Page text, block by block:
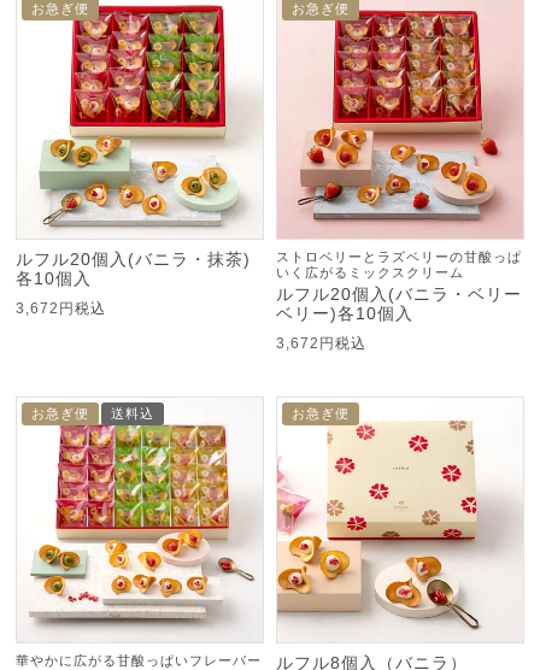
お急ぎ便
ルフル20個入(バニラ・抹茶)
各10個入
3,672 税込
お急ぎ便
ストロベリーとラズベリーの甘酸っぱ
いく広がるミックスクリーム
ルフル20個入(バニラ・ベリー
ベリー)各10個入
3,672 税込
お急ぎ便 送料込
華やかに広がる甘酸っぱいフレーバー
お急ぎ便
ルフル8個入（バニラ）